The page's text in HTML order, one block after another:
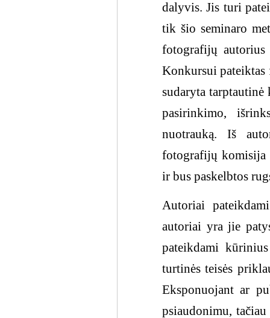
dalyvis. Jis turi
tik šio seminaro
fotografijų
Konkursui
sudaryta
pasirinkimo,
nuotrauką. Iš
fotografijų komisija
ir bus paskelbtos
Autoriai
autoriai yra jie
pateikdami
turtinės teisės
Eksponuojant ar
psiaudonimu,